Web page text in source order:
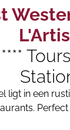
ligt in een